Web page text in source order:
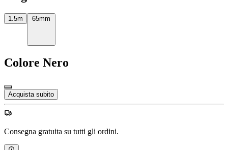
1.5m 65mm
Colore Nero
Acquista subito
Consegna gratuita su tutti gli ordini.